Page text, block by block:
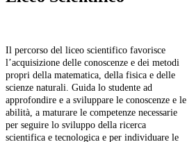
Il percorso del liceo scientifico favorisce
l’acquisizione delle conoscenze e dei metodi
propri della matematica, della fisica e delle
scienze naturali. Guida lo studente ad
approfondire e a sviluppare le conoscenze e le
abilità, a maturare le competenze necessarie
per seguire lo sviluppo della ricerca
scientifica e tecnologica e per individuare le